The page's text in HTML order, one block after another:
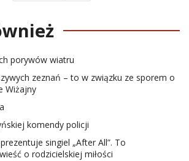
porywów wiatru
zeznań – to w związku ze sporem o
Wiżajny
komendy policji
singiel „After All”. To
o rodzicielskiej miłości